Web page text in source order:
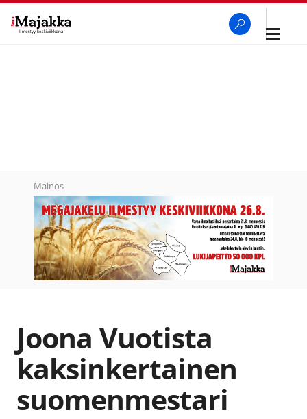
Avaa
Mainos
Joona Vuotista
kaksinkertainen
suomenmestari